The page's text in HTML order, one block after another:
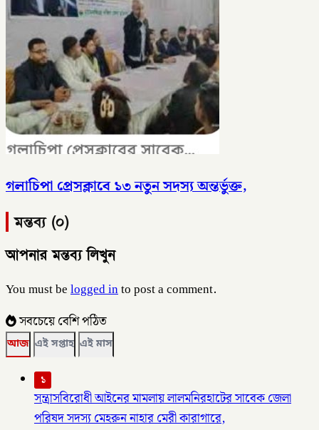
গলাচিপা প্রেসক্লাবে ১৩ নতুন সদস্য অন্তর্ভুক্ত,
মন্তব্য (০)
আপনার মন্তব্য লিখুন
You must belogged into post a comment.
সবচেয়ে বেশি পঠিত
আজ এই সপ্তাহ এই মাস
১
সন্ত্রাসবিরোধী আইনের মামলায় লালমনিরহাটের সাবেক জেলা
পরিষদ সদস্য মেহরুন নাহার মেরী কারাগারে,